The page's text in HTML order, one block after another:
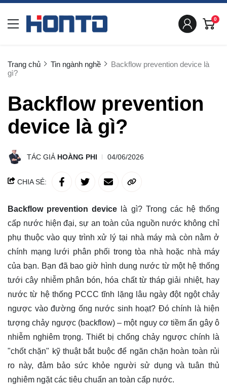
0
Trang chủ Tin ngành nghề
Backflow prevention device là
gì?
Backflow prevention
device là gì?
TÁC GIẢ HOÀNG PHI 04/06/2026
CHIA SẺ:
Backflow prevention device là gì? Trong các hệ thống
cấp nước hiện đại, sự an toàn của nguồn nước không chỉ
phụ thuộc vào quy trình xử lý tại nhà máy mà còn nằm ở
chính mạng lưới phân phối trong tòa nhà hoặc nhà máy
của bạn. Bạn đã bao giờ hình dung nước từ một hệ thống
tưới cây nhiễm phân bón, hóa chất từ tháp giải nhiệt, hay
nước từ hệ thống PCCC tĩnh lặng lâu ngày đột ngột chảy
ngược vào đường ống nước sinh hoạt? Đó chính là hiện
tượng chảy ngược (backflow) – một nguy cơ tiềm ẩn gây ô
nhiễm nghiêm trọng. Thiết bị chống chảy ngược chính là
"chốt chặn" kỹ thuật bắt buộc để ngăn chặn hoàn toàn rủi
ro này, đảm bảo sức khỏe người sử dụng và tuân thủ
nghiêm ngặt các tiêu chuẩn an toàn cấp nước.